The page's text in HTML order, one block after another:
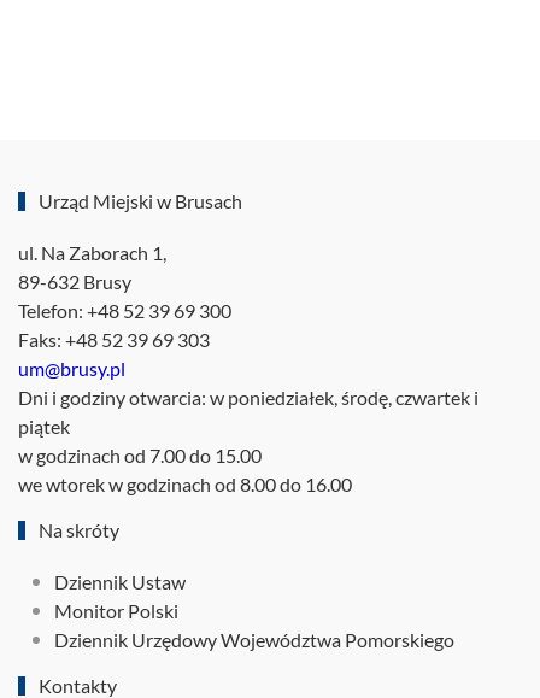
Urząd Miejski w Brusach
ul. Na Zaborach 1,
89-632 Brusy
Telefon: +48 52 39 69 300
Faks: +48 52 39 69 303
um@brusy.pl
Dni i godziny otwarcia: w poniedziałek, środę, czwartek i
piątek
w godzinach od 7.00 do 15.00
we wtorek w godzinach od 8.00 do 16.00
Na skróty
Dziennik Ustaw
Monitor Polski
Dziennik Urzędowy Województwa Pomorskiego
Kontakty